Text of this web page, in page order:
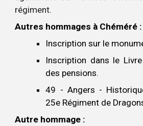
régiment.
Autres hommages à Chéméré :
Inscription sur le m
Inscription dans le
des pensions.
49 - Angers -
25e Régiment de
Autre hommage :